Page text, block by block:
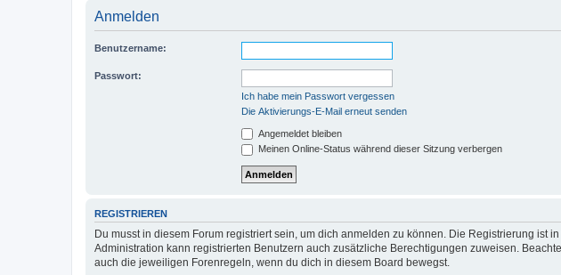
Anmelden
Benutzername:
Passwort:
Ich habe mein Passwort vergessen
Die Aktivierungs-E-Mail erneut senden
Angemeldet bleiben
Meinen Online-Status während dieser Sitzung verbergen
REGISTRIEREN
Du musst in diesem Forum registriert sein, um dich anmelden zu können. Die Registrierung
Administration kann registrierten Benutzern auch zusätzliche Berechtigungen zuweisen.
auch die jeweiligen Forenregeln, wenn du dich in diesem Board bewegst.